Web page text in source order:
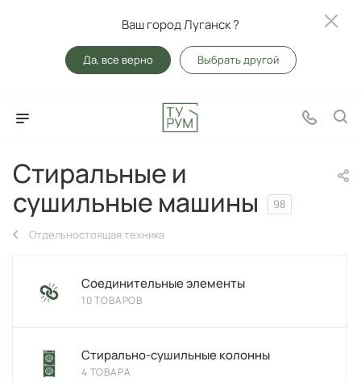
Ваш город Луганск ?
Да, все верно Выбрать другой
Стиральные и
сушильные машины
98
Отдельностоящая техника
Соединительные элементы
10 ТОВАРОВ
Стирально-сушильные колонны
4 ТОВАРА